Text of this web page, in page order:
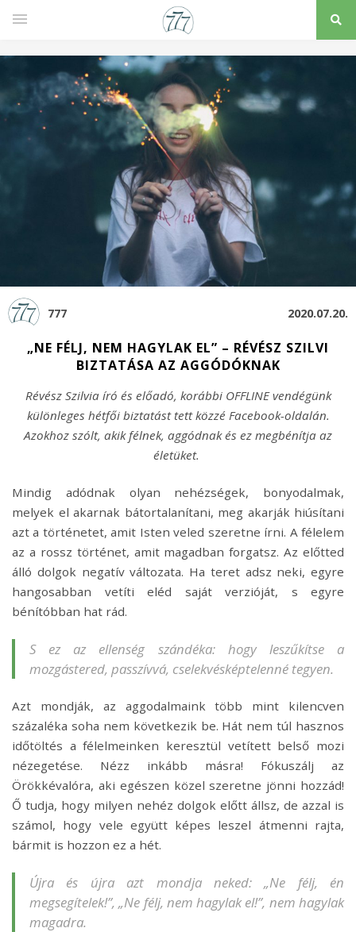
777 2020.07.20.
„NE FÉLJ, NEM HAGYLAK EL” – RÉVÉSZ SZILVI
BIZTATÁSA AZ AGGÓDÓKNAK
Révész Szilvia író és előadó, korábbi OFFLINE vendégünk
különleges hétfői biztatást tett közzé Facebook-oldalán.
Azokhoz szólt, akik félnek, aggódnak és ez megbénítja az
életüket.
Mindig adódnak olyan nehézségek, bonyodalmak,
melyek el akarnak bátortalanítani, meg akarják hiúsítani
azt a történetet, amit Isten veled szeretne írni. A félelem
az a rossz történet, amit magadban forgatsz. Az előtted
álló dolgok negatív változata. Ha teret adsz neki, egyre
hangosabban vetíti eléd saját verzióját, s egyre
bénítóbban hat rád.
S ez az ellenség szándéka: hogy leszűkítse a
mozgástered, passzívvá, cselekvésképtelenné tegyen.
Azt mondják, az aggodalmaink több mint kilencven
százaléka soha nem következik be. Hát nem túl hasznos
időtöltés a félelmeinken keresztül vetített belső mozi
nézegetése. Nézz inkább másra! Fókuszálj az
Örökkévalóra, aki egészen közel szeretne jönni hozzád!
Ő tudja, hogy milyen nehéz dolgok előtt állsz, de azzal is
számol, hogy vele együtt képes leszel átmenni rajta,
bármit is hozzon ez a hét.
Újra és újra azt mondja neked: „Ne félj, én
megsegítelek!”, „Ne félj, nem hagylak el!”, nem hagylak
magadra.